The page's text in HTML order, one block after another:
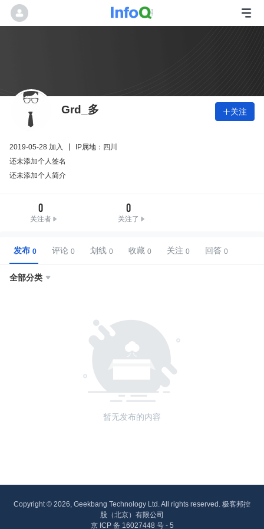
Grd_多 关注
2019-05-28 加入
IP属地：四川
还未添加个人签名
还未添加个人简介
0
关注者
0
关注了
发布 评论 划线 收藏 关注 回答
全部分类 
暂无发布的内容
Copyright © 2026, Geekbang Technology Ltd. All rights reserved. 极客邦控
股（北京）有限公司
京 ICP 备 16027448 号 - 5